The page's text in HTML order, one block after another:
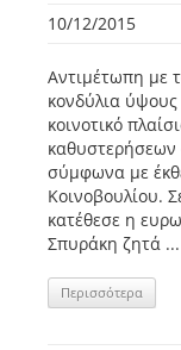
10/12/2015
Αντιμέτωπη με
κονδύλια
κοινοτικό
σύμφωνα με
Κοινοβουλίου.
κατέθεσε η
Σπυράκη ζητά ...
Περισσότερα